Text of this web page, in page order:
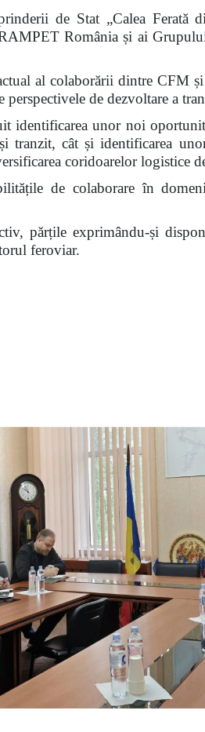
de Stat „Calea
România și ai
al colaborării dintre
de dezvoltare a
identificarea unor noi
cât și identificarea
coridoarelor logistice
de colaborare în
părțile exprimându-și
feroviar.